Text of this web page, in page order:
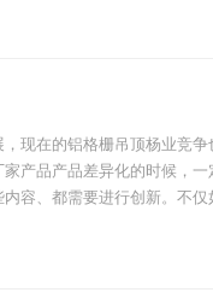
现在的铝格栅吊顶杨业竞
产品产品差异化的时候，
容、都需要进行创新。不